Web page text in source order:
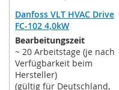
Danfoss VLT HVAC Drive
FC-102 4,0kW
Bearbeitungszeit
~ 20 Arbeitstage (je nach
Verfügbarkeit beim
Hersteller)
(gültig für Deutschland,